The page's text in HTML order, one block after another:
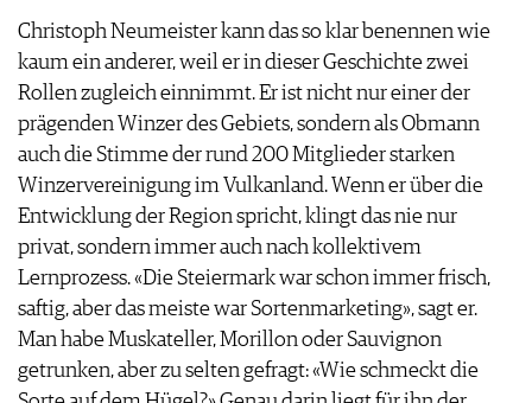
Christoph Neumeister kann das so klar benennen wie
kaum ein anderer, weil er in dieser Geschichte zwei
Rollen zugleich einnimmt. Er ist nicht nur einer der
prägenden Winzer des Gebiets, sondern als Obmann
auch die Stimme der rund 200 Mitglieder starken
Winzervereinigung im Vulkanland. Wenn er über die
Entwicklung der Region spricht, klingt das nie nur
privat, sondern immer auch nach kollektivem
Lernprozess. «Die Steiermark war schon immer frisch,
saftig, aber das meiste war Sortenmarketing», sagt er.
Man habe Muskateller, Morillon oder Sauvignon
getrunken, aber zu selten gefragt: «Wie schmeckt die